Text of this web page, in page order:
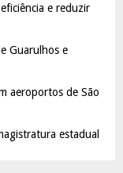
R
e reduzir
Guarulhos e
aeroportos de São
estadual